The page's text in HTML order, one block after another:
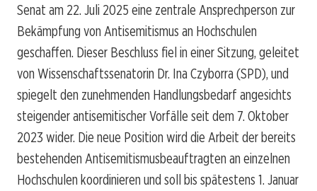
Senat am 22. Juli 2025 eine zentrale Ansprechperson zur
Bekämpfung von Antisemitismus an Hochschulen
geschaffen. Dieser Beschluss fiel in einer Sitzung, geleitet
von Wissenschaftssenatorin Dr. Ina Czyborra (SPD), und
spiegelt den zunehmenden Handlungsbedarf angesichts
steigender antisemitischer Vorfälle seit dem 7. Oktober
2023 wider. Die neue Position wird die Arbeit der bereits
bestehenden Antisemitismusbeauftragten an einzelnen
Hochschulen koordinieren und soll bis spätestens 1. Januar